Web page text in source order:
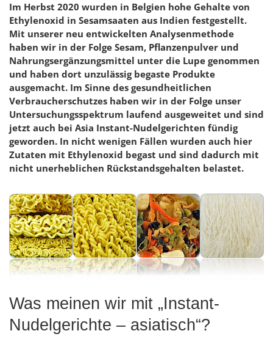
Im Herbst 2020 wurden in Belgien hohe Gehalte von
Ethylenoxid in Sesamsaaten aus Indien festgestellt.
Mit unserer neu entwickelten Analysenmethode
haben wir in der Folge Sesam, Pflanzenpulver und
Nahrungsergänzungsmittel unter die Lupe genommen
und haben dort unzulässig begaste Produkte
ausgemacht. Im Sinne des gesundheitlichen
Verbraucherschutzes haben wir in der Folge unser
Untersuchungsspektrum laufend ausgeweitet und sind
jetzt auch bei Asia Instant-Nudelgerichten fündig
geworden. In nicht wenigen Fällen wurden auch hier
Zutaten mit Ethylenoxid begast und sind dadurch mit
nicht unerheblichen Rückstandsgehalten belastet.
Was meinen wir mit „Instant-
Nudelgerichte – asiatisch“?